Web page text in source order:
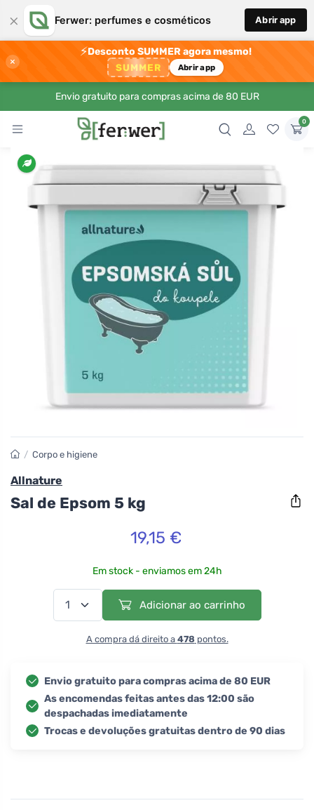
× Ferwer: perfumes e cosméticos Abrir app
×
⚡Desconto SUMMER agora mesmo!
SUMMER Abrir app
Envio gratuito para compras acima de 80 EUR
0
/ Corpo e higiene
Allnature
Sal de Epsom 5 kg
19,15 €
Em stock - enviamos em 24h
Adicionar ao carrinho
A compra dá direito a 478pontos.
Envio gratuito para compras acima de 80 EUR
As encomendas feitas antes das 12:00 são
despachadas imediatamente
Trocas e devoluções gratuitas dentro de 90 dias